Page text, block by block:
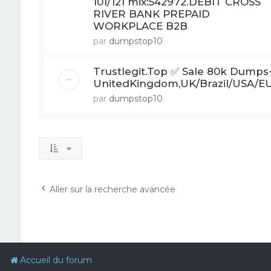
RIVER BANK PREPAID
WORKPLACE B2B
par dumpstop10
Trustlegit.Top ✅ Sale 80k
UnitedKingdom,UK/Brazil/USA/
par dumpstop10
Aller sur la recherche avancée
Accueil du forum